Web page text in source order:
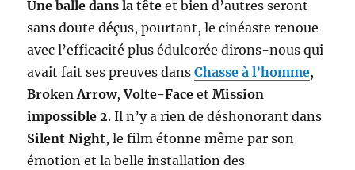
Une balle dans la tête et bien d’autres seront
sans doute déçus, pourtant, le cinéaste renoue
avec l’efficacité plus édulcorée dirons-nous qui
avait fait ses preuves dansChasse à l’homme,
Broken Arrow,Volte-FaceetMission
impossible 2. Il n’y a rien de déshonorant dans
Silent Night, le film étonne même par son
émotion et la belle installation des